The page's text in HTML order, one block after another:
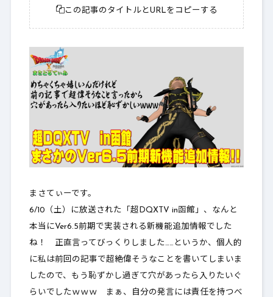
この記事のタイトルとURLをコピーする
まさてぃーです。
6/10（土）に放送された「 超DQXTV in函館 」、なんと
本当にVer6.5前期で実装される新機能追加情報でした
ね！ 正直言ってびっくりしました……というか、個人的
に私は前回の記事で超絶偉そうなことを書いてしまいま
したので、もう恥ずかし過ぎて穴があったら入りたいぐ
らいでしたｗｗｗ まぁ、自分の発言には責任を持つべ